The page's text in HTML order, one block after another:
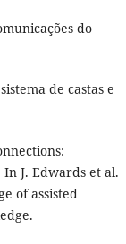
do
de castas e
J. Edwards et al.
of assisted